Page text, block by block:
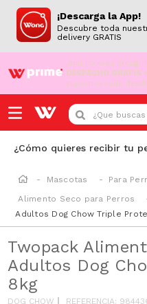
¡Descarga la App!
Descubre toda
delivery GRATIS
¡Aún no eres Wong
DESPACHO GRATIS
supermercado
¿Que buscas
¿Cómo quieres recibir tu
Mascotas
Para
Alimento Seco para Perros
Adultos Dog Chow Triple
Twopack
Adultos Dog
8kg
DOG CHOW REFERENCIA: